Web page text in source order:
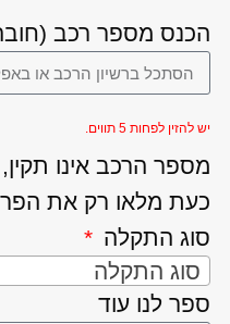
הכנס מספר רכב
יש להזין לפחות 5 תווים.
מספר הרכב אינו
כעת מלאו רק את
סוג התקלה
סוג התקלה
ספר לנו עוד